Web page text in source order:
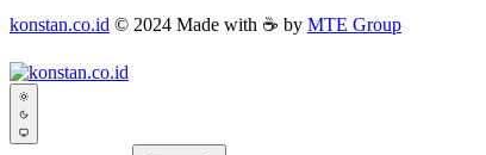
konstan.co.id © 2024 Made with ☕ by MTE Group